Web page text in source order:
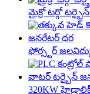
మైక్రో టర్గో
ఫోర్స్టర్
320KW